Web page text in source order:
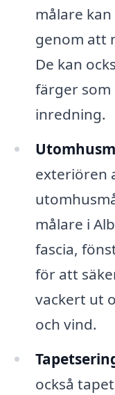
målare
genom att
De kan
färger som
inredning.
exteriören
målare i
fascia,
för att
vackert ut
och vind.
också